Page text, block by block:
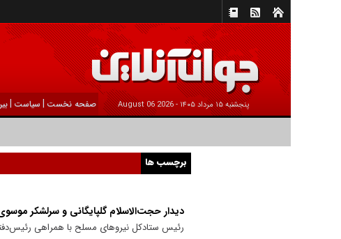
پنجشنبه ۱۵ مرداد ۱۴۰۵ - 2026 August 06 صفحه نخست | سیاست |
برچسب ها
دیدار حجت‌الاسلام گلپایگانی و سرلشکر
رئیس ستادکل نیرو‌های مسلح با همراهی